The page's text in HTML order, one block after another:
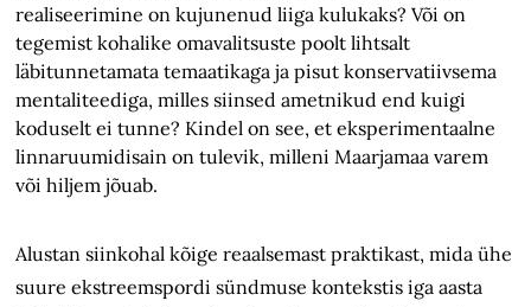
realiseerimine on kujunenud liiga kulukaks? Või on
tegemist kohalike omavalitsuste poolt lihtsalt
läbitunnetamata temaatikaga ja pisut konservatiivsema
mentaliteediga, milles siinsed ametnikud end kuigi
koduselt ei tunne? Kindel on see, et eksperimentaalne
linnaruumidisain on tulevik, milleni Maarjamaa varem
või hiljem jõuab.
Alustan siinkohal kõige reaalsemast praktikast, mida ühe
suure ekstreemspordi sündmuse kontekstis iga aasta